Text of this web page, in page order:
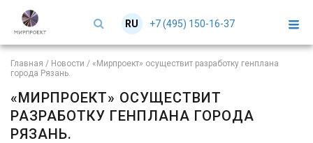
EN
RU +7 (495) 150-16-37
Главная / Новости / «Мирпроект» осуществит разработку генплана
города Рязань.
«МИРПРОЕКТ» ОСУЩЕСТВИТ
РАЗРАБОТКУ ГЕНПЛАНА ГОРОДА
РЯЗАНЬ.